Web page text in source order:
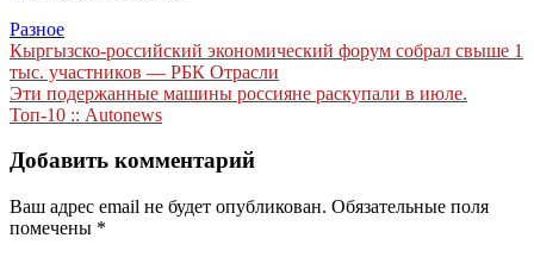
Разное
Навигация
по
записям
Кыргызско-российский экономический форум собрал свыше 1
тыс. участников — РБК Отрасли
Эти подержанные машины россияне раскупали в июле.
Топ-10 :: Autonews
Добавить комментарий
Ваш адрес email не будет опубликован. Обязательные поля
помечены *